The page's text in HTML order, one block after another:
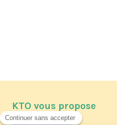
KTO vous propose